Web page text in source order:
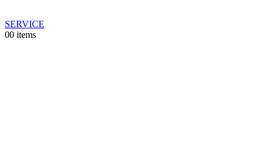
SERVICE
00 items